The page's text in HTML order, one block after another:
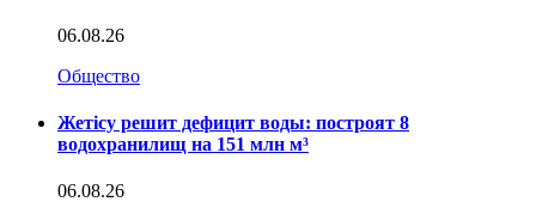
06.08.26
Общество
Жетісу решит дефицит воды: построят 8
водохранилищ на 151 млн м³
06.08.26